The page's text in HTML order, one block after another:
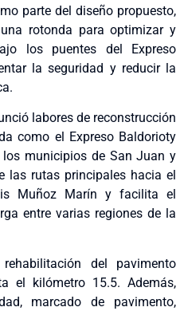
parte del diseño propuesto,
rotonda para optimizar y
los puentes del Expreso
la seguridad y reducir la
labores de reconstrucción
como el Expreso Baldorioty
municipios de San Juan y
las rutas principales hacia el
Muñoz Marín y facilita el
entre varias regiones de la
del pavimento
el kilómetro 15.5. Además,
marcado de pavimento,